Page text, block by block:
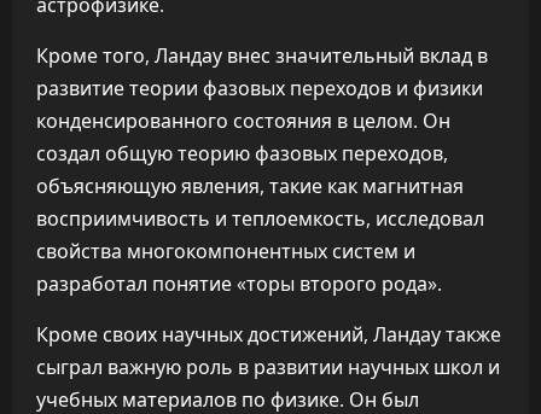
Кроме того, Ландау внес значительный вклад в
развитие теории фазовых переходов и физики
конденсированного состояния в целом. Он
создал общую теорию фазовых переходов,
объясняющую явления, такие как магнитная
восприимчивость и теплоемкость, исследовал
свойства многокомпонентных систем и
разработал понятие «торы второго рода».
Кроме своих научных достижений, Ландау также
сыграл важную роль в развитии научных школ и
учебных материалов по физике. Он был